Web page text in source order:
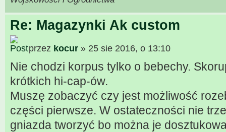
Re: Magazynki Ak custom
przez kocur » 25 sie 2016, o 13:10
Nie chodzi korpus tylko o bebechy.
krótkich hi-cap-ów.
Muszę zobaczyć czy jest możliwość
części pierwsze. W ostateczności nie
gniazda tworzyć bo można je